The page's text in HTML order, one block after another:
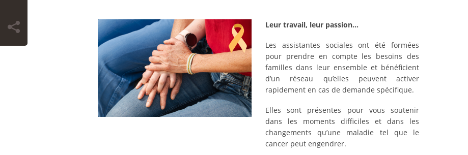
Leur travail, leur passion...
Les assistantes sociales ont été formées
pour prendre en compte les besoins des
familles dans leur ensemble et bénéficient
d’un réseau qu’elles peuvent activer
rapidement en cas de demande spécifique.
Elles sont présentes pour vous soutenir
dans les moments difficiles et dans les
changements qu’une maladie tel que le
cancer peut engendrer.